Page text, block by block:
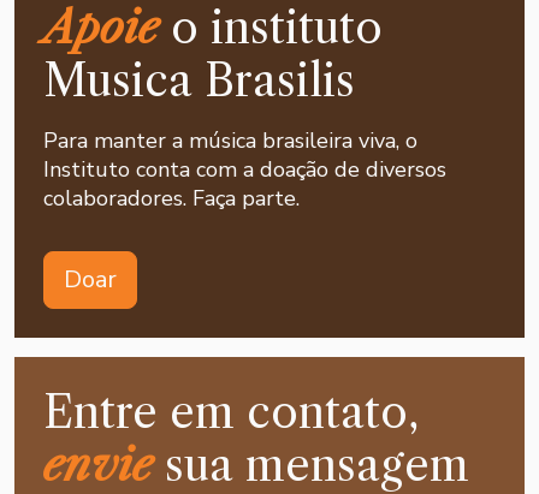
Apoieo instituto
Musica Brasilis
Para manter a música brasileira viva, o
Instituto conta com a doação de diversos
colaboradores. Faça parte.
Doar
Entre em contato,
enviesua mensagem